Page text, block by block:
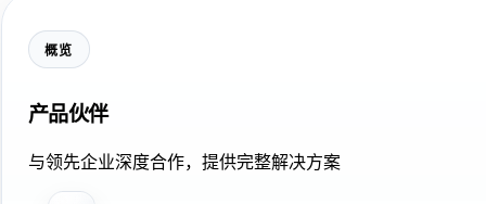
概览
产品伙伴
与领先企业深度合作，提供完整解决方案